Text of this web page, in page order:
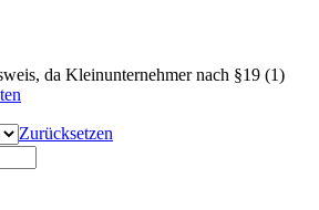
da Kleinunternehmer nach §19 (1)
Zurücksetzen